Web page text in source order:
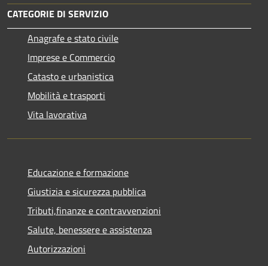
CATEGORIE DI SERVIZIO
Anagrafe e stato civile
Imprese e Commercio
Catasto e urbanistica
Mobilità e trasporti
Vita lavorativa
Educazione e formazione
Giustizia e sicurezza pubblica
Tributi,finanze e contravvenzioni
Salute, benessere e assistenza
Autorizzazioni